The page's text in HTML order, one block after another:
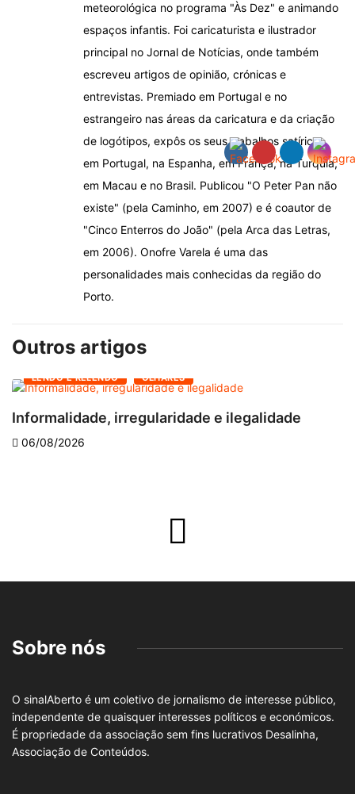
meteorológica no programa "Às Dez" e animando
espaços infantis. Foi caricaturista e ilustrador
principal no Jornal de Notícias, onde também
escreveu artigos de opinião, crónicas e
entrevistas. Premiado em Portugal e no
estrangeiro nas áreas da caricatura e da criação
de logótipos, expôs os seus trabalhos satíricos
em Portugal, na Espanha, em França, na Turquia,
em Macau e no Brasil. Publicou "O Peter Pan não
existe" (pela Caminho, em 2007) e é coautor de
"Cinco Enterros do João" (pela Arca das Letras,
em 2006). Onofre Varela é uma das
personalidades mais conhecidas da região do
Porto.
Outros artigos
LENDO E RELENDO OLHARES
Informalidade, irregularidade e ilegalidade
06/08/2026
Sobre nós
O sinalAberto é um coletivo de jornalismo de interesse público,
independente de quaisquer interesses políticos e económicos.
É propriedade da associação sem fins lucrativos Desalinha,
Associação de Conteúdos.